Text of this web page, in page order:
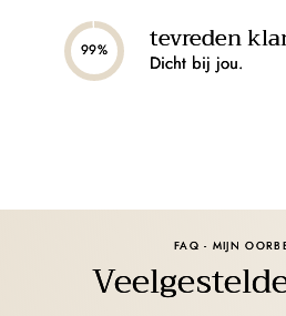
99% tevreden
Dicht bij jou.
FAQ - MIJN